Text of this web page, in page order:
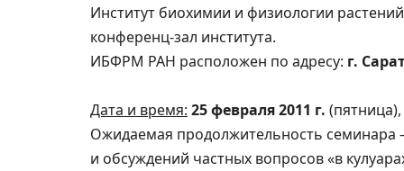
Институт биохимии и физиологии
конференц-зал института.
ИБФРМ РАН расположен по адресу: г.
Дата и время: 25 февраля 2011 г. (пятница),
Ожидаемая продолжительность семинара
и обсуждений частных вопросов «в